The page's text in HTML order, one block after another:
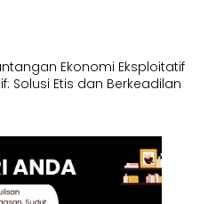
Ekonomi Eksploitatif
Solusi Etis dan Berkeadilan